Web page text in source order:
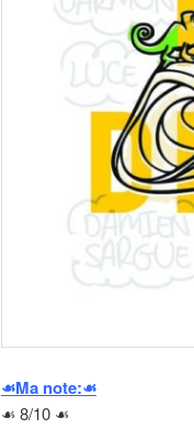
☙Ma note:☙
☙ 8/10 ☙